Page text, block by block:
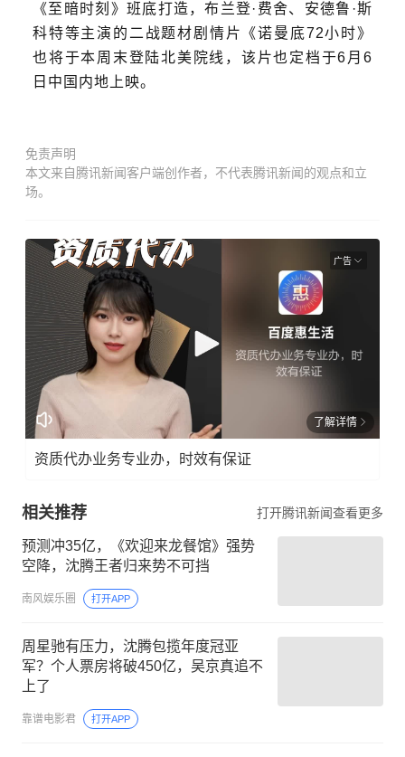
《至暗时刻》班底打造，布兰登·费舍、安德鲁·斯
科特等主演的二战题材剧情片《诺曼底72小时》
也将于本周末登陆北美院线，该片也定档于6月6
日中国内地上映。
免责声明
本文来自腾讯新闻客户端创作者，不代表腾讯新闻的观点和立
场。
广告
了解详情
资质代办业务专业办，时效有保证
相关推荐 打开腾讯新闻查看更多
预测冲35亿，《欢迎来龙餐馆》强势
空降，沈腾王者归来势不可挡
南风娱乐圈 打开APP
周星驰有压力，沈腾包揽年度冠亚
军？个人票房将破450亿，吴京真追不
上了
靠谱电影君 打开APP